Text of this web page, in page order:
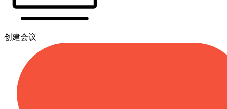
创建会议